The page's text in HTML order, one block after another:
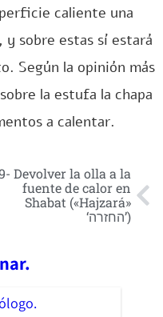
caliente una
sobre estas sí estará
Según la opinión más
la estufa la chapa
a calentar.
Devolver la olla a la
fuente de calor en
Shabat («Hajzará»
‘החזרה’)